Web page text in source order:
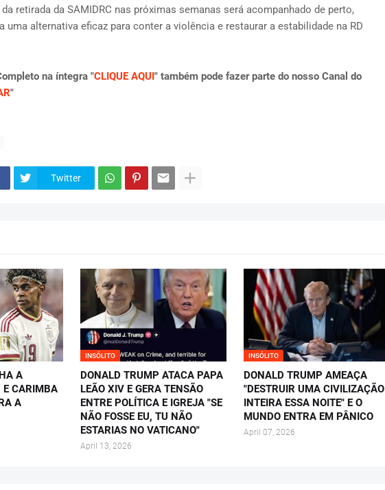
retirada da SAMIDRC nas próximas semanas será acompanhado de perto,
uma alternativa eficaz para conter a violência e restaurar a estabilidade na RD
na íntegra "CLIQUE AQUI" também pode fazer parte do nosso Canal do
"
Twitter
A
CARIMBA
A
INSÓLITO
DONALD TRUMP ATACA PAPA
LEÃO XIV E GERA TENSÃO
ENTRE POLÍTICA E IGREJA "SE
NÃO FOSSE EU, TU NÃO
ESTARIAS NO VATICANO"
April 13, 2026
INSÓLITO
DONALD TRUMP AMEAÇA
"DESTRUIR UMA CIVILIZAÇÃO
INTEIRA ESSA NOITE" E O
MUNDO ENTRA EM PÂNICO
April 07, 2026